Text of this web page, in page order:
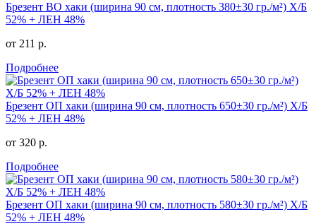
Брезент ВО хаки (ширина 90 см, плотность 380±30 гр./м²) Х/Б
52% + ЛЕН 48%
от 211 р.
Подробнее
Брезент ОП хаки (ширина 90 см, плотность 650±30 гр./м²) Х/Б
52% + ЛЕН 48%
от 320 р.
Подробнее
Брезент ОП хаки (ширина 90 см, плотность 580±30 гр./м²) Х/Б
52% + ЛЕН 48%